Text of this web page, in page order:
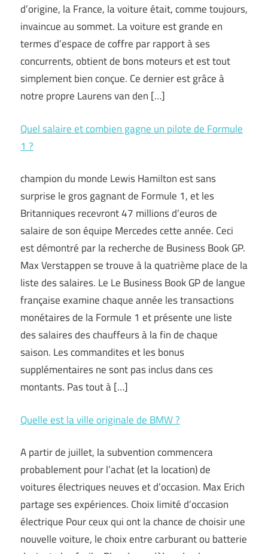
d’origine, la France, la voiture était, comme toujours,
invaincue au sommet. La voiture est grande en
termes d’espace de coffre par rapport à ses
concurrents, obtient de bons moteurs et est tout
simplement bien conçue. Ce dernier est grâce à
notre propre Laurens van den […]
Quel salaire et combien gagne un pilote de Formule
1 ?
champion du monde Lewis Hamilton est sans
surprise le gros gagnant de Formule 1, et les
Britanniques recevront 47 millions d’euros de
salaire de son équipe Mercedes cette année. Ceci
est démontré par la recherche de Business Book GP.
Max Verstappen se trouve à la quatrième place de la
liste des salaires. Le Le Business Book GP de langue
française examine chaque année les transactions
monétaires de la Formule 1 et présente une liste
des salaires des chauffeurs à la fin de chaque
saison. Les commandites et les bonus
supplémentaires ne sont pas inclus dans ces
montants. Pas tout à […]
Quelle est la ville originale de BMW ?
A partir de juillet, la subvention commencera
probablement pour l’achat (et la location) de
voitures électriques neuves et d’occasion. Max Erich
partage ses expériences. Choix limité d’occasion
électrique Pour ceux qui ont la chance de choisir une
nouvelle voiture, le choix entre carburant ou batterie